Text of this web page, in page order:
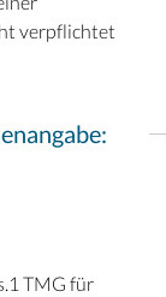
verpflichtet
TMG für